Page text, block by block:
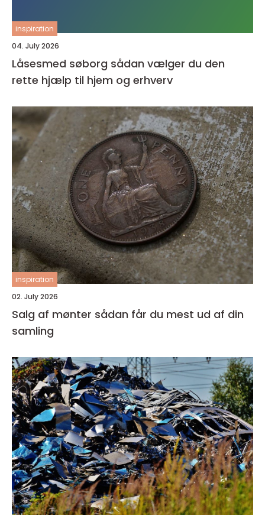
inspiration
04. July 2026
Låsesmed søborg sådan vælger du den
rette hjælp til hjem og erhverv
inspiration
02. July 2026
Salg af mønter sådan får du mest ud af din
samling